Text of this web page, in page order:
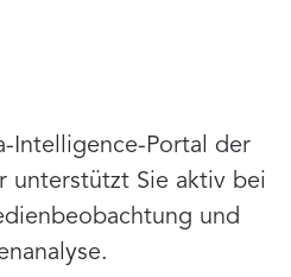
Intelligence-Portal der
unterstützt Sie aktiv bei
und